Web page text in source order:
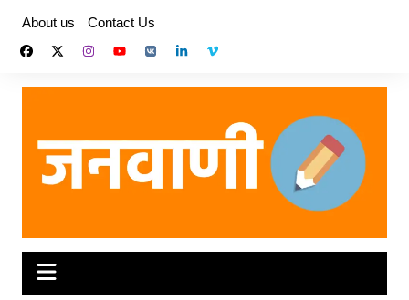
content
About us Contact Us